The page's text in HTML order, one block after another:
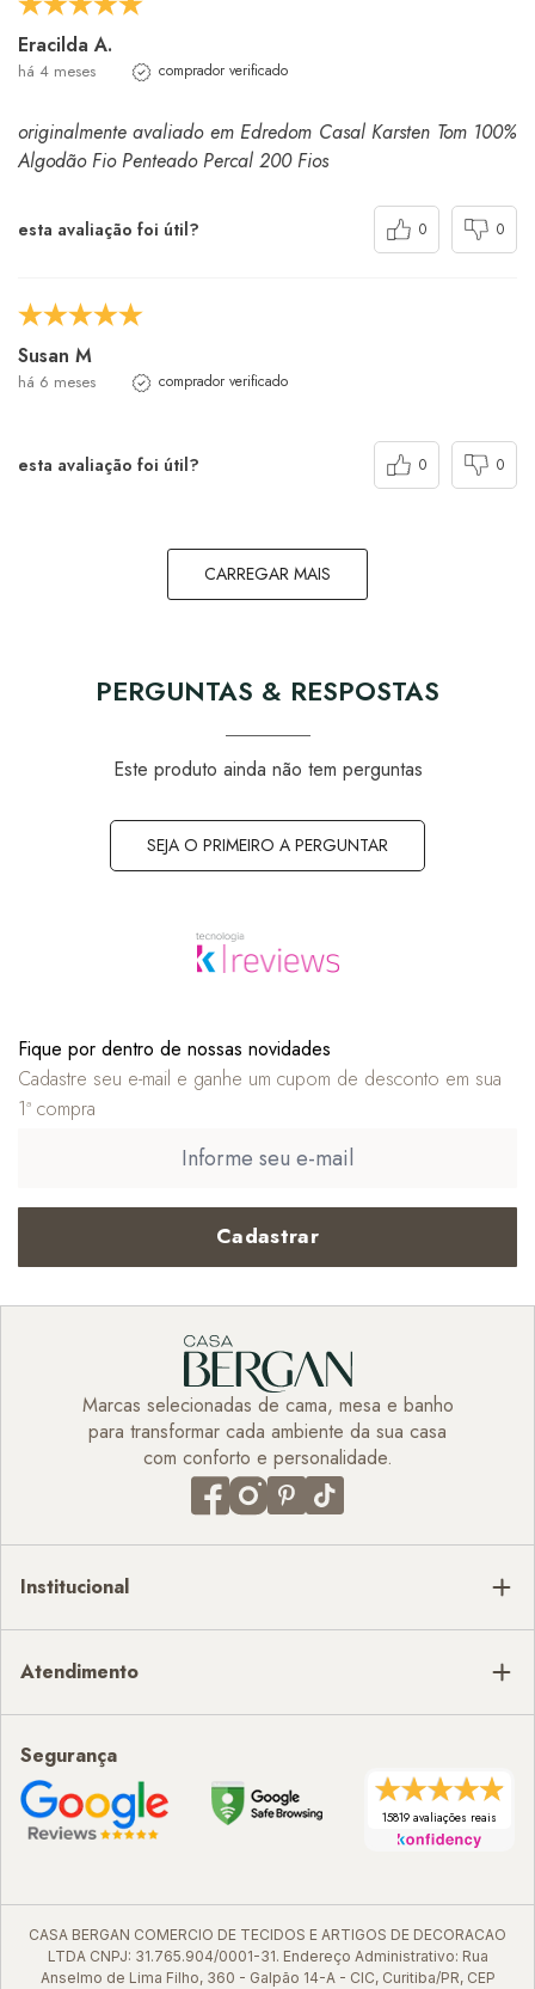
Eracilda A.
há 4 meses comprador verificado
originalmente avaliado em Edredom Casal Karsten Tom 100%
Algodão Fio Penteado Percal 200 Fios
esta avaliação foi útil? 0 0
Susan M
há 6 meses comprador verificado
esta avaliação foi útil? 0 0
CARREGAR MAIS
PERGUNTAS & RESPOSTAS
Este produto ainda não tem perguntas
SEJA O PRIMEIRO A PERGUNTAR
Fique por dentro de nossas novidades
Cadastre seu e-mail e ganhe um cupom de desconto em sua
1ª compra
Cadastrar
Marcas selecionadas de cama, mesa e banho
para transformar cada ambiente da sua casa
com conforto e personalidade.
Institucional
Atendimento
Segurança
15819 avaliações reais
CASA BERGAN COMERCIO DE TECIDOS E ARTIGOS DE DECORACAO
LTDA CNPJ: 31.765.904/0001-31. Endereço Administrativo: Rua
Anselmo de Lima Filho, 360 - Galpão 14-A - CIC, Curitiba/PR, CEP